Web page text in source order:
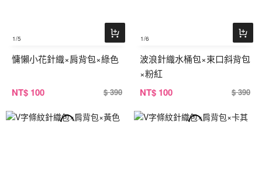
1/5
慵懶小花針織×肩背包×綠色
NT$ 100 $ 390
1/6
波浪針織水桶包×束口斜背包
×粉紅
NT$ 100 $ 390